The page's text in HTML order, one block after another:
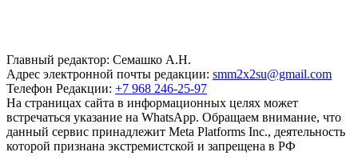
Главный редактор: Семашко А.Н.
Адрес электронной почты редакции: smm2x2su@gmail.com
Телефон Редакции: +7 968 246-25-97
На страницах сайта в информационных целях может
встречаться указание на WhatsApp. Обращаем внимание, что
данный сервис принадлежит Meta Platforms Inc., деятельность
которой признана экстремистской и запрещена в РФ